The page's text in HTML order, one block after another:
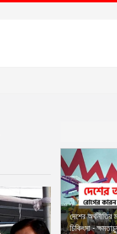
দেশের
চিকিৎসা -